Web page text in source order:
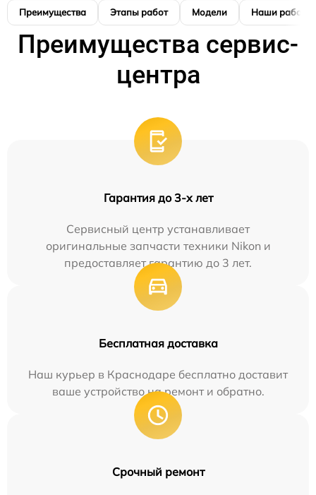
Преимущества Этапы работ Модели Наши работы
Преимущества сервис-
центра
Гарантия до 3-х лет
Сервисный центр устанавливает
оригинальные запчасти техники Nikon и
предоставляет гарантию до 3 лет.
Бесплатная доставка
Наш курьер в Краснодаре бесплатно доставит
ваше устройство на ремонт и обратно.
Срочный ремонт